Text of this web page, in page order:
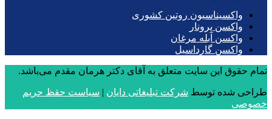
واکسیناسیون روتین کشوری
واکسن پرونار
واکسن آبله مرغان
واکسن گارداسیل
تمام حقوق این سایت متعلق به آقای دکتر هرمان مقدم می‌باشد.
طراحی شده توسط شرکت تبلیغاتی دایان | سیاست حقظ حریم
خصوصی